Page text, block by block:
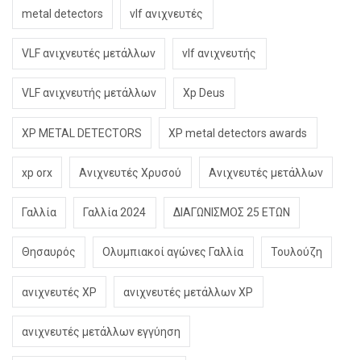
metal detectors vlf ανιχνευτές
VLF ανιχνευτές μετάλλων vlf ανιχνευτής
VLF ανιχνευτής μετάλλων Xp Deus
XP METAL DETECTORS XP metal detectors awards
xp orx Ανιχνευτές Χρυσού Ανιχνευτές μετάλλων
Γαλλία Γαλλία 2024 ΔΙΑΓΩΝΙΣΜΟΣ 25 ΕΤΩΝ
Θησαυρός Ολυμπιακοί αγώνες Γαλλία Τουλούζη
ανιχνευτές XP ανιχνευτές μετάλλων XP
ανιχνευτές μετάλλων εγγύηση